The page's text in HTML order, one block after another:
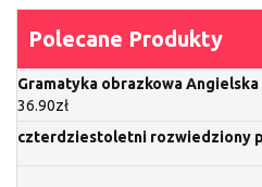
Polecane Produkty
Gramatyka obrazkowa Angielska
36.90zł
czterdziestoletni rozwiedziony